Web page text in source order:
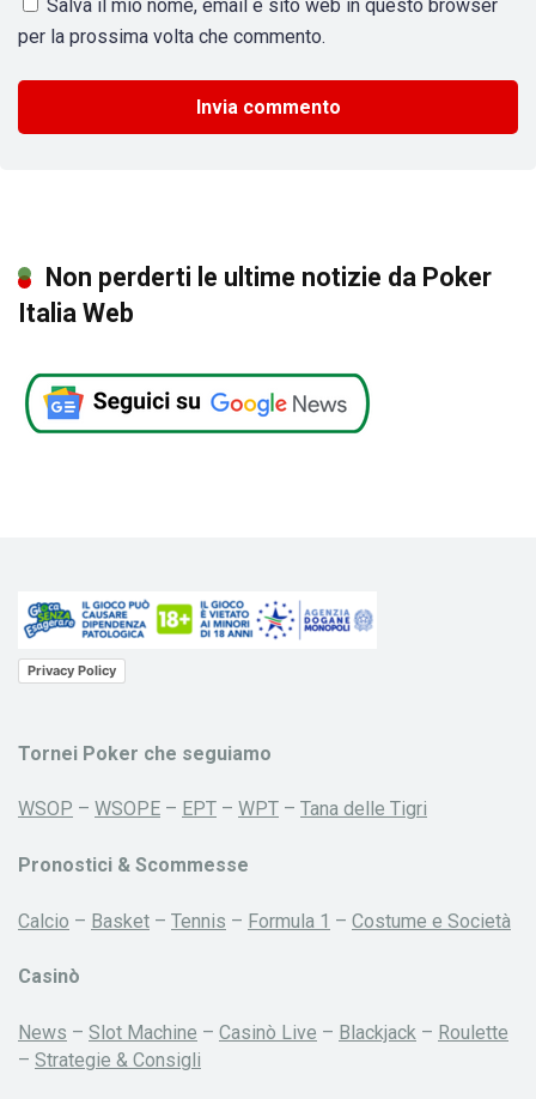
Salva il mio nome, email e sito web in questo browser
per la prossima volta che commento.
Non perderti le ultime notizie da Poker
Italia Web
Privacy Policy
Tornei Poker che seguiamo
WSOP – WSOPE – EPT – WPT – Tana delle Tigri
Pronostici & Scommesse
Calcio – Basket – Tennis – Formula 1 – Costume e Società
Casinò
News – Slot Machine – Casinò Live – Blackjack – Roulette
– Strategie & Consigli